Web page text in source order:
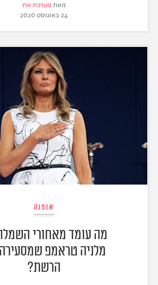
מאת מערכת את
24 באוגוסט 2020
אופנה
מה עומד מאחורי
מלניה טראמפ
הרשת?